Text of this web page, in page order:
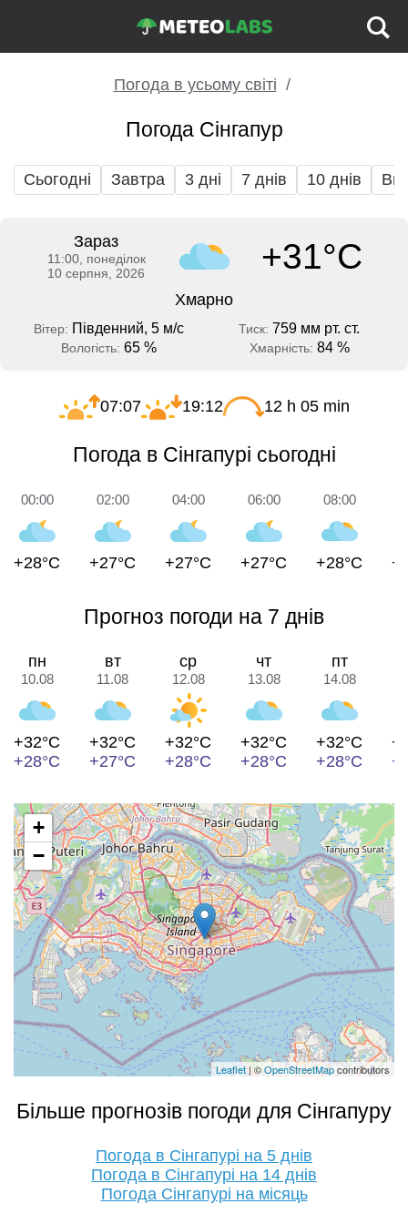
Погода в усьому світі
Погода Сінгапур
Сьогодні Завтра 3 дні 7 днів 10 днів
Зараз
11:00, понеділок
10 серпня, 2026
+31°C
Хмарно
Вітер: Південний, 5 м/с Тиск: 759 мм рт. ст.
Вологість: 65 % Хмарність: 84 %
07:07 19:12 12 h 05 min
Погода в Сінгапурі сьогодні
00:00
+28°C
02:00
+27°C
04:00
+27°C
06:00
+27°C
08:00
+28°C
Прогноз погоди на 7 днів
пн
10.08
+32°C
+28°C
вт
11.08
+32°C
+27°C
ср
12.08
+32°C
+28°C
чт
13.08
+32°C
+28°C
пт
14.08
+32°C
+28°C
+
−
Leaflet| ©OpenStreetMapcontributors
Більше прогнозів погоди для Сінгапуру
Погода в Сінгапурі на 5 днів
Погода в Сінгапурі на 14 днів
Погода Сінгапурі на місяць